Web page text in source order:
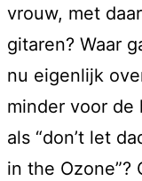
vrouw, met
gitaren? Waar
nu eigenlijk
minder voor de
als “don’t let
in the Ozone”?